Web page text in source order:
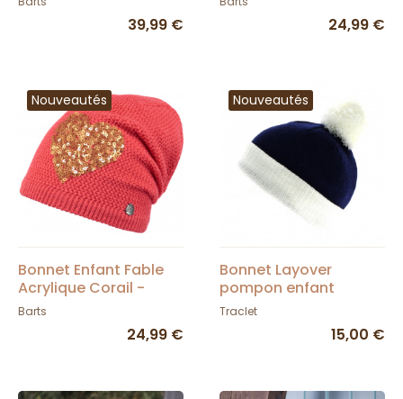
39,99 € 24,99 €
Nouveautés
Bonnet Enfant Fable
Acrylique Corail -
Barts
Barts
24,99 €
Nouveautés
Bonnet Layover
pompon enfant
Traclet
15,00 €